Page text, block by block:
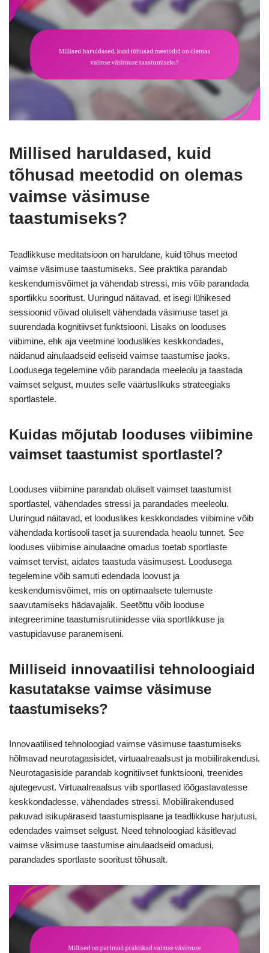
Millised haruldased, kuid
tõhusad meetodid on olemas
vaimse väsimuse
taastumiseks?
Teadlikkuse meditatsioon on haruldane, kuid tõhus meetod
vaimse väsimuse taastumiseks. See praktika parandab
keskendumisvõimet ja vähendab stressi, mis võib parandada
sportlikku sooritust. Uuringud näitavad, et isegi lühikesed
sessioonid võivad oluliselt vähendada väsimuse taset ja
suurendada kognitiivset funktsiooni. Lisaks on looduses
viibimine, ehk aja veetmine looduslikes keskkondades,
näidanud ainulaadseid eeliseid vaimse taastumise jaoks.
Loodusega tegelemine võib parandada meeleolu ja taastada
vaimset selgust, muutes selle väärtuslikuks strateegiaks
sportlastele.
Kuidas mõjutab looduses viibimine
vaimset taastumist sportlastel?
Looduses viibimine parandab oluliselt vaimset taastumist
sportlastel, vähendades stressi ja parandades meeleolu.
Uuringud näitavad, et looduslikes keskkondades viibimine võib
vähendada kortisooli taset ja suurendada heaolu tunnet. See
looduses viibimise ainulaadne omadus toetab sportlaste
vaimset tervist, aidates taastuda väsimusest. Loodusega
tegelemine võib samuti edendada loovust ja
keskendumisvõimet, mis on optimaalsete tulemuste
saavutamiseks hädavajalik. Seetõttu võib looduse
integreerimine taastumisrutiinidesse viia sportlikkuse ja
vastupidavuse paranemiseni.
Milliseid innovaatilisi tehnoloogiaid
kasutatakse vaimse väsimuse
taastumiseks?
Innovaatilised tehnoloogiad vaimse väsimuse taastumiseks
hõlmavad neurotagasisidet, virtuaalreaalsust ja mobiilirakendusi.
Neurotagasiside parandab kognitiivset funktsiooni, treenides
ajutegevust. Virtuaalreaalsus viib sportlased lõõgastavatesse
keskkondadesse, vähendades stressi. Mobiilirakendused
pakuvad isikupäraseid taastumisplaane ja teadlikkuse harjutusi,
edendades vaimset selgust. Need tehnoloogiad käsitlevad
vaimse väsimuse taastumise ainulaadseid omadusi,
parandades sportlaste sooritust tõhusalt.